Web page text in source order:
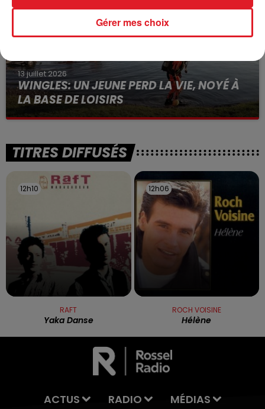
13 juillet 2026
WINGLES: UN JEUNE PERD LA VIE, NOYÉ À
LA BASE DE LOISIRS
La victime a coulé à pic
TITRES DIFFUSÉS
12h10
12h10
RAFT
Yaka Danse
12h06
12h06
ROCH VOISINE
Hélène
ACTUS RADIO MÉDIAS
Gérer mes choix